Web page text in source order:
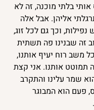
בלתי מוכנה, זה לא
אליהן. אבל אלה
וכך גם לכל זוג,
זה שבנינו פה תשתית
משב רוח יעיף אותנו,
תמוטט אותנו. אני קצת
שמר עלינו והתקרב
פעם הוא המבוגר